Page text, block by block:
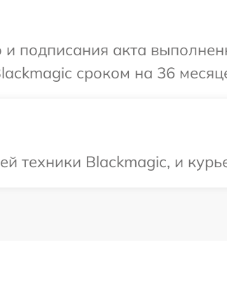
и подписания акта
сроком на 36
Blackmagic, и